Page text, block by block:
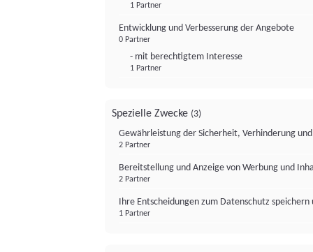
1 Partner
Entwicklung und Verbesserung der Angebote
0 Partner
- mit berechtigtem Interesse
1 Partner
Spezielle Zwecke (3)
Gewährleistung der Sicherheit, Verhinderung
2 Partner
Bereitstellung und Anzeige von Werbung und
2 Partner
Ihre Entscheidungen zum Datenschutz
1 Partner